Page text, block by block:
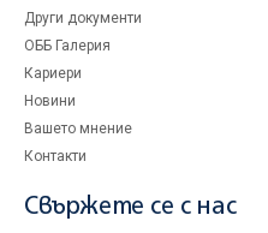
Други документи
ОББ Галерия
Кариери
Новини
Вашето мнение
Контакти
Свържете се с нас